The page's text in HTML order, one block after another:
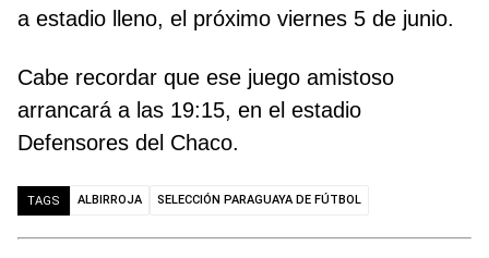
a estadio lleno, el próximo viernes 5 de junio.
Cabe recordar que ese juego amistoso
arrancará a las 19:15, en el estadio
Defensores del Chaco.
TAGS ALBIRROJA SELECCIÓN PARAGUAYA DE FÚTBOL